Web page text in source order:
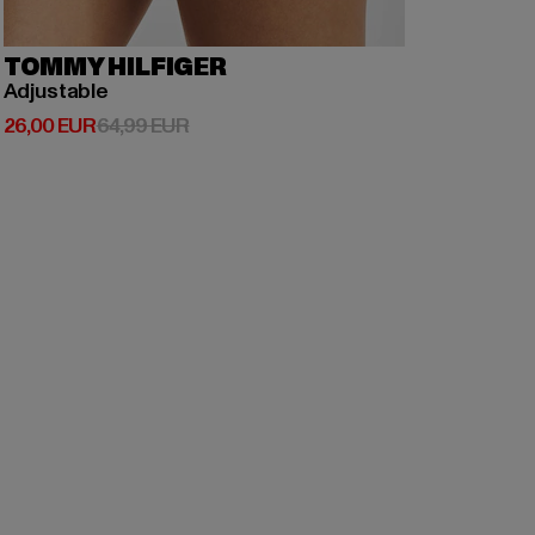
TOMMY HILFIGER
Adjustable
26,00 EUR
Derzeitiger Preis: 26,00 EUR
64,99 EURAktionspreis: 64,99 EUR